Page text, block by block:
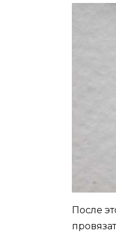
После